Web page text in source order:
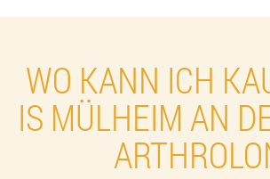
WO KANN ICH
IS MÜLHEIM AN